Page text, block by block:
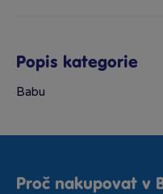
Popis kategorie
Babu
Proč nakupovat v